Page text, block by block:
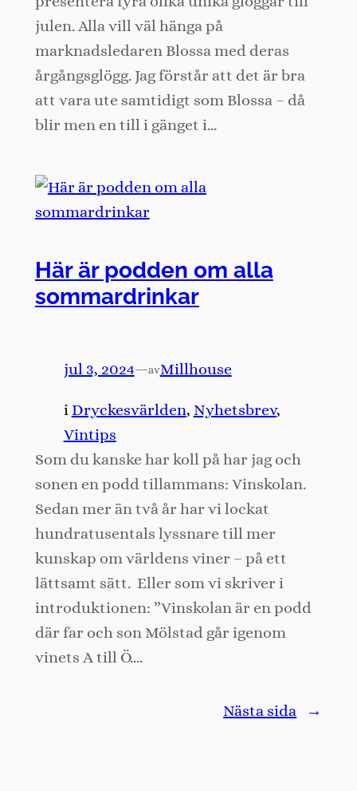
julen. Alla vill väl hänga på
marknadsledaren Blossa med deras
årgångsglögg. Jag förstår att det är bra
att vara ute samtidigt som Blossa – då
blir men en till i gänget i…
Här är podden om alla
sommardrinkar
jul 3, 2024—avMillhouse
i Dryckesvärlden, Nyhetsbrev
Vintips
Som du kanske har koll på har jag och
sonen en podd tillammans: Vinskolan.
Sedan mer än två år har vi lockat
hundratusentals lyssnare till mer
kunskap om världens viner – på ett
lättsamt sätt. Eller som vi skriver i
introduktionen: ”Vinskolan är en podd
där far och son Mölstad går igenom
vinets A till Ö.…
Nästa sida →